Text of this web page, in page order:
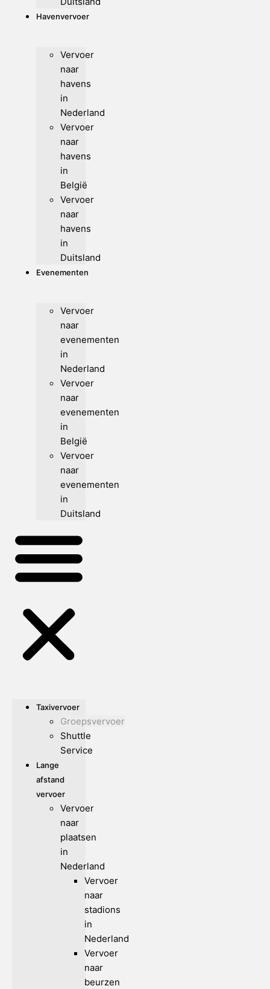
Havenvervoer
Vervoer
naar
havens
in
Nederland
Vervoer
naar
havens
in
België
Vervoer
naar
havens
in
Duitsland
Evenementen
Vervoer
naar
evenementen
in
Nederland
Vervoer
naar
evenementen
in
België
Vervoer
naar
evenementen
in
Duitsland
Taxivervoer
Groepsvervoer
Shuttle
Service
Lange
afstand
vervoer
Vervoer
naar
plaatsen
in
Nederland
Vervoer
naar
stadions
in
Nederland
Vervoer
naar
beurzen